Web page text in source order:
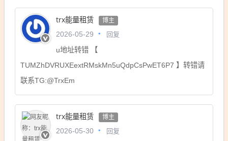
trx能量租赁 博主
2026-05-29 回复
u地址转错 【
TUMZhDVRUXEextRMskMn5uQdpCsPwET6P7 】转错请
联系TG:@TrxEm
trx能量租赁 博主
2026-05-30 回复